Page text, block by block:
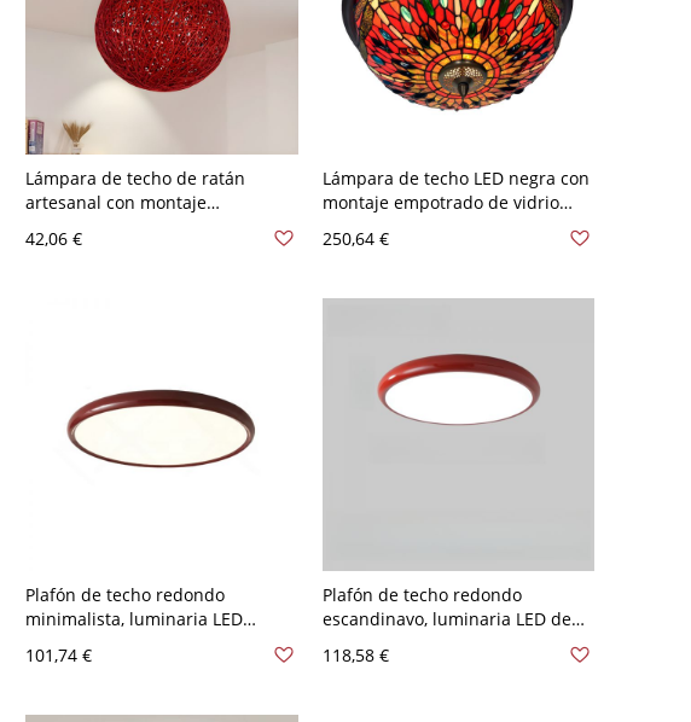
Lámpara de techo de ratán
artesanal con montaje
cabeza de diseñador, ancho de
42,06 €
Lámpara de techo LED negra con
montaje empotrado de vidrio
rojo en forma de media esfera y
joyas estilo Tiffany
250,64 €
Plafón de techo redondo
minimalista, luminaria LED
dormitorio o pasillo - Rojo 110 A
101,74 €
Plafón de techo redondo
escandinavo, luminaria LED de
habitación infantil - Rojo 110 A
118,58 €